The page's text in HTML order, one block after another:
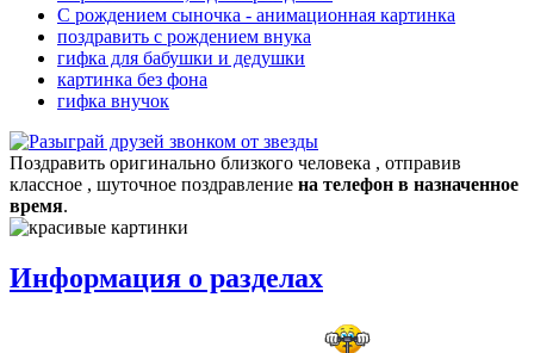
С рождением сыночка - анимационная картинка
поздравить с рождением внука
гифка для бабушки и дедушки
картинка без фона
гифка внучок
Поздравить оригинально близкого человека , отправив
классное , шуточное поздравление на телефон в назначенное
время.
Информация о разделах